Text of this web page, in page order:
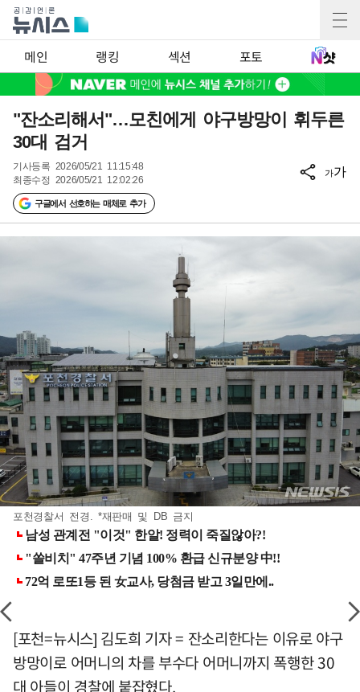
메인 랭킹 섹션 포토
"잔소리해서"…모친에게 야구방망이 휘두른
30대 검거
기사등록 2026/05/21 11:15:48
최종수정 2026/05/21 12:02:26
구글에서 선호하는 매체로 추가
가가
포천경찰서 전경. *재판매 및 DB 금지
[포천=뉴시스] 김도희 기자 = 잔소리한다는 이유로 야구
방망이로 어머니의 차를 부수다 어머니까지 폭행한 30
대 아들이 경찰에 붙잡혔다.